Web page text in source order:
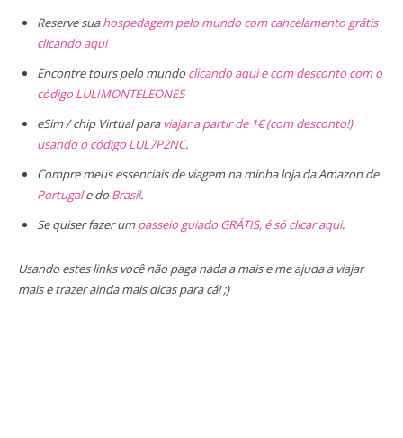
Reserve suahospedagem pelo mundo com cancelamento grátis
clicando aqui
Encontre tours pelo mundo clicando aqui e com desconto com o
código LULIMONTELEONE5
eSim / chip Virtual paraviajar a partir de 1€ (com desconto!)
usando o código LUL7P2NC.
Compre meus essenciais de viagem na minha loja da Amazon de
Portugale do Brasil.
Se quiser fazer umpasseio guiado GRÁTIS, é só clicar aqui.
Usando estes links você não paga nada a mais e me ajuda a viajar
mais e trazer ainda mais dicas para cá! ;)